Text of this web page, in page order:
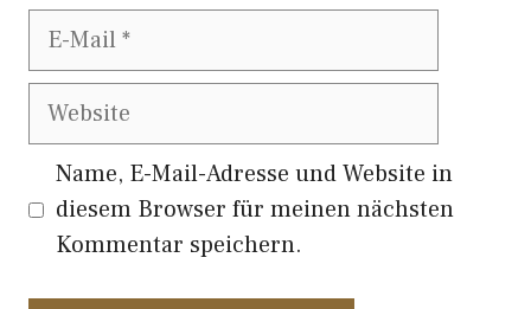
E-
Website
Name, E-Mail-Adresse und Website in
diesem Browser für meinen nächsten
Kommentar speichern.